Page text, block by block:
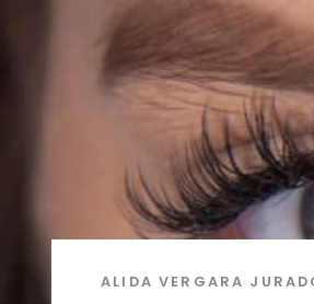
ALIDA VERGARA